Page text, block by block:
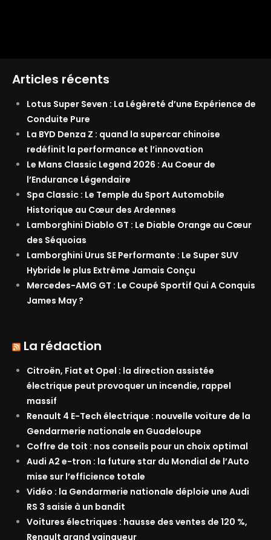
Articles récents
Lotus Super Seven : La Légèreté d’une Expérience de
Conduite Pure
La BYD Denza Z : quand la supercar chinoise
redéfinit la performance et l’innovation
Le Mans Classic Legend 2026 : Au Coeur de
l’Endurance Légendaire
Spa Classic : Le Temple du Sport Automobile
Historique au Cœur des Ardennes
Lamborghini Diablo GT : Le Diable Orange au Cœur
des Séquoias
Lamborghini Urus SE Performante : Le Super SUV
Hybride le plus Extrême Jamais Conçu
Mercedes-AMG GT : Le Coupé Sportif Qui A Conquis
James May ?
La rédaction
Citroën, Fiat et Opel : la direction assistée
électrique peut provoquer un incendie, rappel
massif
Renault 4 E-Tech électrique : nouvelle voiture de la
Gendarmerie nationale en Guadeloupe
Coffre de toit : nos conseils pour un choix optimal
Audi A2 e-tron : la future star du Mondial de l’Auto
mise sur l’efficience totale
Vidéo : la Gendarmerie nationale déploie une Audi
RS 3 saisie à un bandit
Voitures électriques : hausse des ventes de 120 %,
Renault grand vainqueur